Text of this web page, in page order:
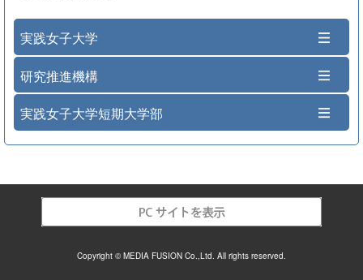
実践女子大学
研究推進機構
実践女子大学短期大学部
Copyright © MEDIA FUSION Co.,Ltd. All rights reserved.